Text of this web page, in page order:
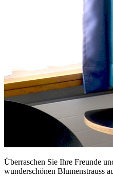
Überraschen Sie Ihre Freunde
wunderschönen Blumenstrauss